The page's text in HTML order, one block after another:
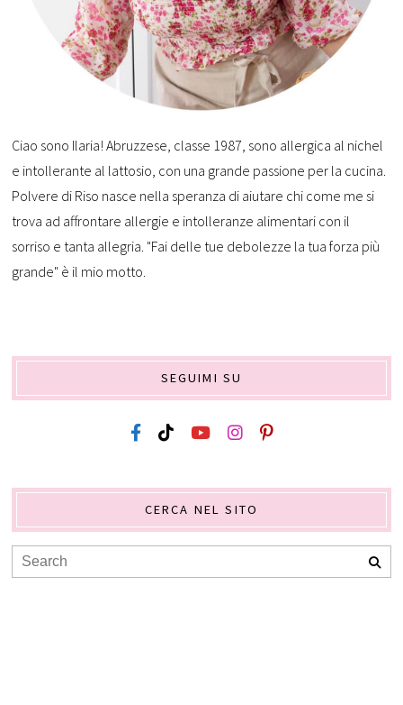
Ciao sono Ilaria! Abruzzese, classe 1987, sono allergica al nichel
e intollerante al lattosio, con una grande passione per la cucina.
Polvere di Riso nasce nella speranza di aiutare chi come me si
trova ad affrontare allergie e intolleranze alimentari con il
sorriso e tanta allegria. "Fai delle tue debolezze la tua forza più
grande" è il mio motto.
SEGUIMI SU
CERCA NEL SITO